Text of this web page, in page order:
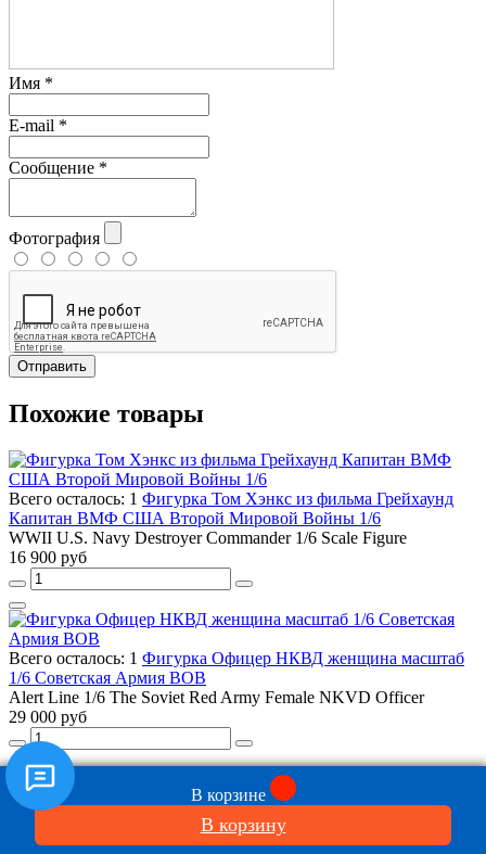
Имя *
E-mail *
Сообщение *
Фотография
Отправить
Похожие товары
Всего осталось: 1 Фигурка Том Хэнкс из фильма Грейхаунд
Капитан ВМФ США Второй Мировой Войны 1/6
WWII U.S. Navy Destroyer Commander 1/6 Scale Figure
16 900 руб
Всего осталось: 1 Фигурка Офицер НКВД женщина масштаб
1/6 Советская Армия ВОВ
Alert Line 1/6 The Soviet Red Army Female NKVD Officer
29 000 руб
Всего осталось: 1
Фигурка Советский Горный Стрелок 1/6
WWII Soviet Mountain Infantry Officer 1/6 Scale Figure
21 900 руб
В корзине
В корзину